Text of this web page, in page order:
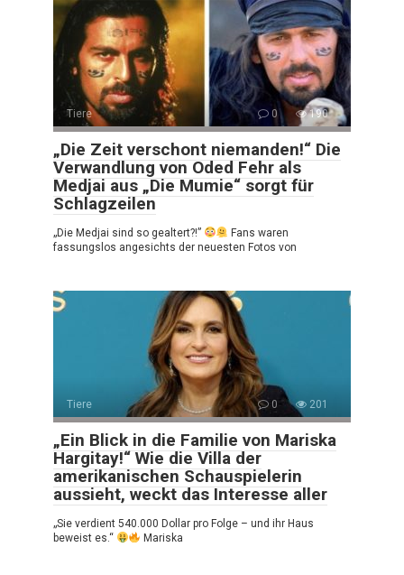
Tiere 0 190
„Die Zeit verschont niemanden!“ Die
Verwandlung von Oded Fehr als
Medjai aus „Die Mumie“ sorgt für
Schlagzeilen
„Die Medjai sind so gealtert?!”
Fans waren
fassungslos angesichts der neuesten Fotos von
Tiere 0 201
„Ein Blick in die Familie von Mariska
Hargitay!“ Wie die Villa der
amerikanischen Schauspielerin
aussieht, weckt das Interesse aller
„Sie verdient 540.000 Dollar pro Folge – und ihr Haus
beweist es.“
Mariska